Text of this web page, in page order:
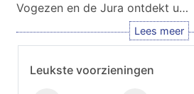
Leukste voorzieningen
Vogezen en de Jura ontdekt u…